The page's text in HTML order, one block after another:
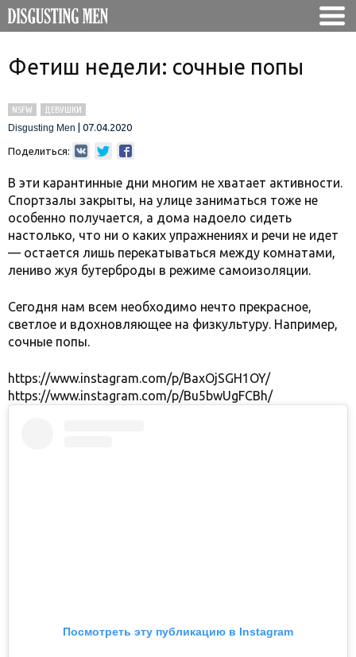
Фетиш недели: сочные попы
NSFW
ДЕВУШКИ
Disgusting Men
07.04.2020
Поделиться:
В эти карантинные дни многим не хватает активности.
Спортзалы закрыты, на улице заниматься тоже не
особенно получается, а дома надоело сидеть
настолько, что ни о каких упражнениях и речи не идет
— остается лишь перекатываться между комнатами,
лениво жуя бутерброды в режиме самоизоляции.
Сегодня нам всем необходимо нечто прекрасное,
светлое и вдохновляющее на физкультуру. Например,
сочные попы.
https://www.instagram.com/p/BaxOjSGH1OY/
https://www.instagram.com/p/Bu5bwUgFCBh/
Посмотреть эту публикацию в Instagram